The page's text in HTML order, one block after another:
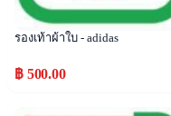
รองเท้าผ้าใบ - adidas
฿ 500.00